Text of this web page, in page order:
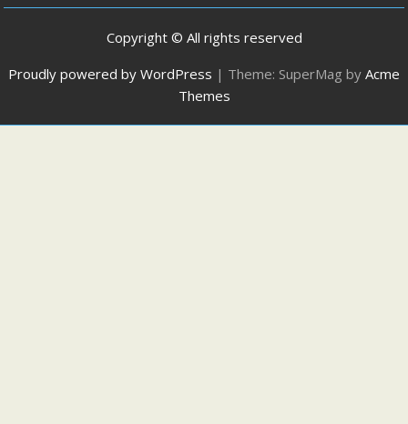
Copyright © All rights reserved
Proudly powered by WordPress | Theme: SuperMag by Acme
Themes